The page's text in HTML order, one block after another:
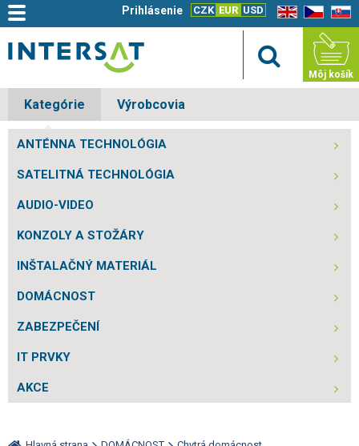
EN CZ SK
CZK EUR USD
Prihlásenie
Môj košík
Kategórie Výrobcovia
ANTÉNNA TECHNOLÓGIA
SATELITNÁ TECHNOLÓGIA
AUDIO-VIDEO
KONZOLY A STOŽÁRY
INŠTALAČNÝ MATERIÁL
DOMÁCNOST
ZABEZPEČENÍ
IT PRVKY
AKCE